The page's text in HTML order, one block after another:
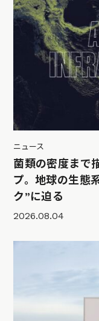
ニュース
菌類の密度まで
プ。地球の生態
ク”に迫る
2026.08.04